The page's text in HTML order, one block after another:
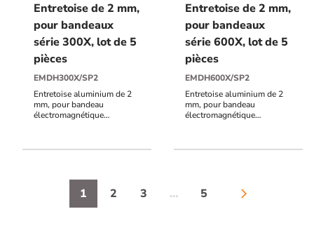
Entretoise de 2 mm,
pour bandeaux
série 300X, lot de 5
pièces
EMDH300X/SP2
Entretoise aluminium de 2
mm, pour bandeau
électromagnétique
Entretoise de 2 mm,
pour bandeaux
série 600X, lot de 5
pièces
EMDH600X/SP2
Entretoise aluminium de 2
mm, pour bandeau
électromagnétique
1 2 3 … 5 arrow_forward_ios